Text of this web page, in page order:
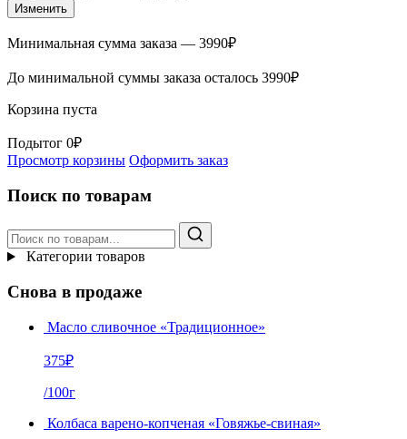
Изменить
Минимальная сумма заказа — 3990₽
До минимальной суммы заказа осталось 3990₽
Корзина пуста
Подытог 0₽
Просмотр корзины Оформить заказ
Поиск по товарам
Категории товаров
Снова в продаже
Масло сливочное «Традиционное»
375₽
/100г
Колбаса варено-копченая «Говяжье-свиная»